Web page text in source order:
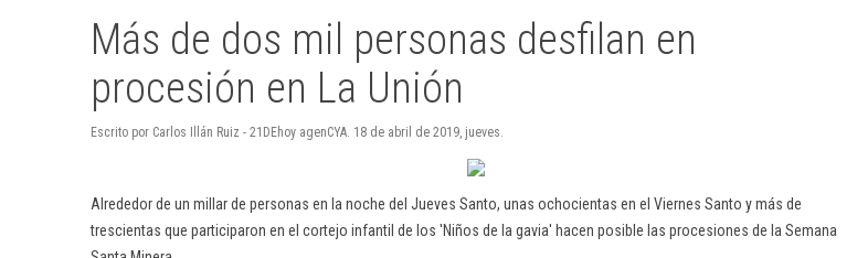
Más de dos mil personas desfilan en
procesión en La Unión
Escrito por Carlos Illán Ruiz - 21DEhoy agenCYA. 18 de abril de 2019, jueves.
Alrededor de un millar de personas en la noche del Jueves Santo, unas ochocientas en el Viernes Santo y más de
trescientas que participaron en el cortejo infantil de los 'Niños de la gavia' hacen posible las procesiones de la Semana